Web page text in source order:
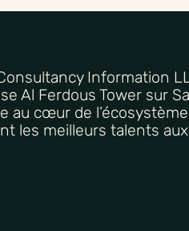
Information
Al Ferdous Tower sur
au cœur de
les meilleurs talents